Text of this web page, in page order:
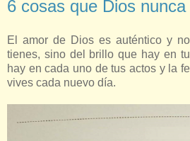
6 cosas que Dios
El amor de Dios es auténtico y
tienes, sino del brillo que hay en
hay en cada uno de tus actos y la
vives cada nuevo día.